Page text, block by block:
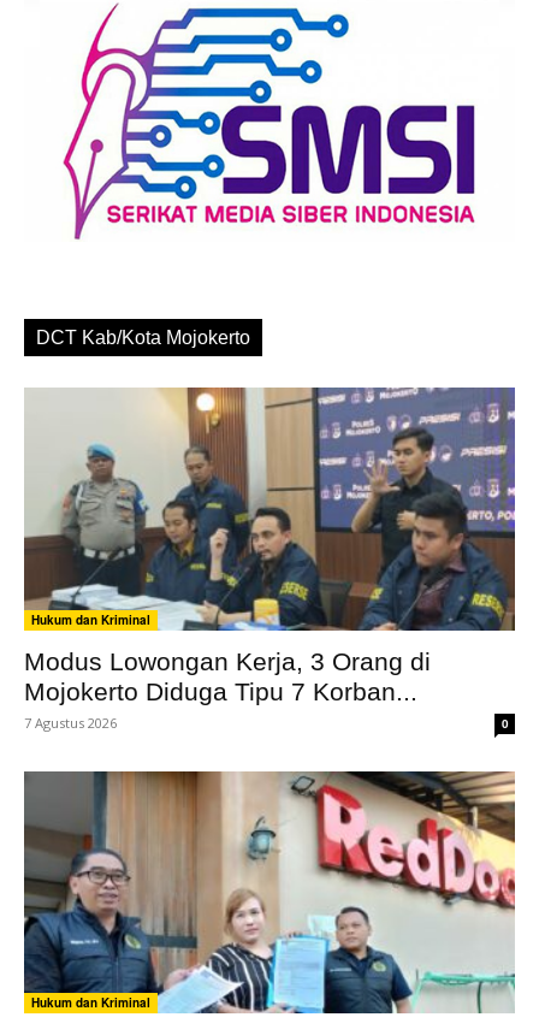
DCT Kab/Kota Mojokerto
Hukum dan Kriminal
Modus Lowongan Kerja, 3 Orang di
Mojokerto Diduga Tipu 7 Korban...
7 Agustus 2026 0
Hukum dan Kriminal